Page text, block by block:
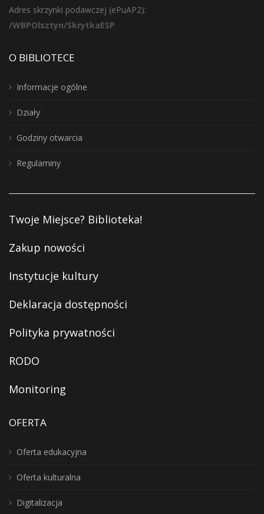
Adres skrzynki podawczej (ePuAP2):
/WBPOlsztyn/SkrytkaESP
O BIBLIOTECE
Informacje ogólne
Działy
Godziny otwarcia
Regulaminy
Twoje Miejsce? Biblioteka!
Zakup nowości
Instytucje kultury
Deklaracja dostępności
Polityka prywatności
RODO
Monitoring
OFERTA
Oferta edukacyjna
Oferta kulturalna
Digitalizacja